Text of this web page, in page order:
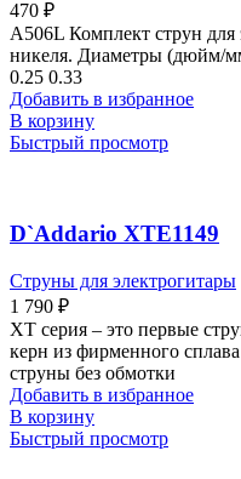
470 ₽
A506L Комплект струн для
никеля. Диаметры (дюйм/
0.25 0.33
Добавить в избранное
В корзину
Быстрый просмотр
D`Addario XTE1149
Струны для электрогитары
1 790 ₽
XT серия – это первые
керн из фирменного
струны без обмотки
Добавить в избранное
В корзину
Быстрый просмотр